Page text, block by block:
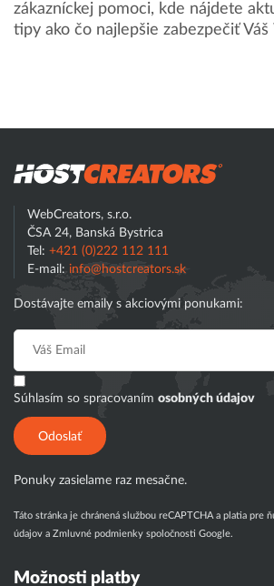
zákazníckej pomoci, kde nájdete
tipy ako čo najlepšie zabezpečiť Váš
WebCreators, s.r.o.
ČSA 24, Banská Bystrica
Tel: +421 (0)222 112 111
E-mail: info@hostcreators.sk
Dostávajte emaily s akciovými ponukami:
Súhlasím so spracovaním osobných údajov
Odoslať
Ponuky zasielame raz mesačne.
Táto stránka je chránená službou reCAPTCHA a platia pre
údajov a Zmluvné podmienky spoločnosti Google.
Možnosti platby